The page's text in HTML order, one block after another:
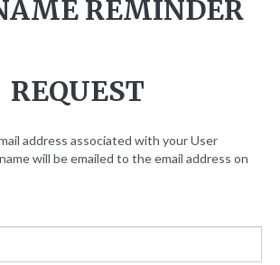
REMINDER
REQUEST
address associated with your User
will be emailed to the email address on